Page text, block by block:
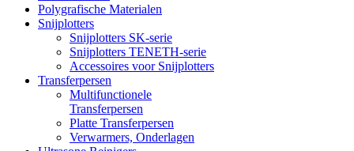
Polygrafische Materialen
Snijplotters
Snijplotters SK-serie
Snijplotters TENETH-serie
Accessoires voor Snijplotters
Transferpersen
Multifunctionele
Transferpersen
Platte Transferpersen
Verwarmers, Onderlagen